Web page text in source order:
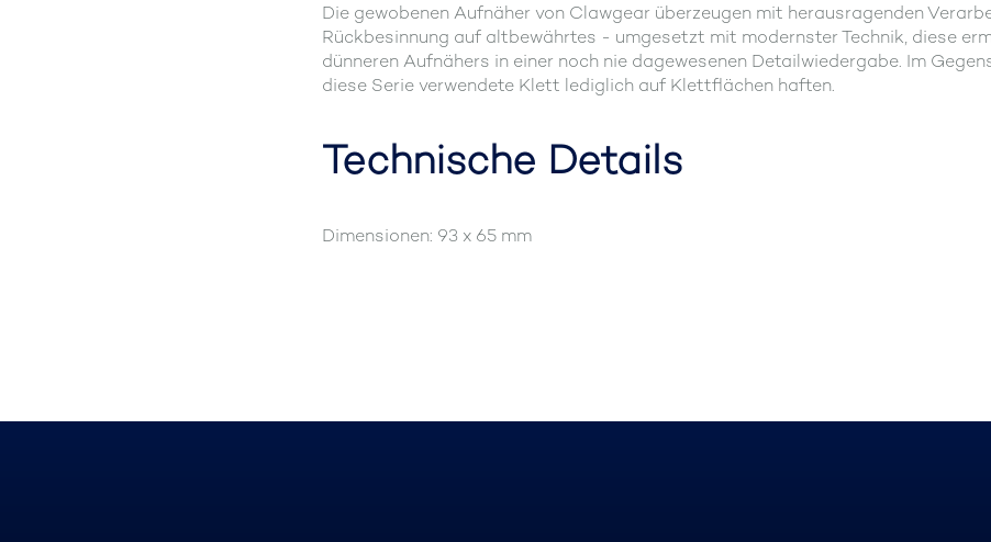
Die gewobenen Aufnäher von Clawgear überzeugen mit herausragenden
Rückbesinnung auf altbewährtes - umgesetzt mit modernster Technik, diese
dünneren Aufnähers in einer noch nie dagewesenen Detailwiedergabe. Im
diese Serie verwendete Klett lediglich auf Klettflächen haften.
Technische Details
Dimensionen: 93 x 65 mm